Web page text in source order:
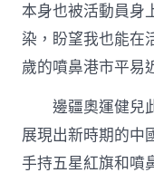
本身也被活動員身
染，盼望我也能在
歲的噴鼻港市平易
邊疆奧運健兒
展現出新時期的中
手持五星紅旗和噴